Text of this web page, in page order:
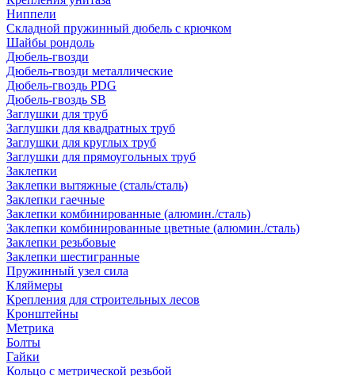
Ниппели
Складной пружинный дюбель с крючком
Шайбы рондоль
Дюбель-гвозди
Дюбель-гвозди металлические
Дюбель-гвоздь PDG
Дюбель-гвоздь SB
Заглушки для труб
Заглушки для квадратных труб
Заглушки для круглых труб
Заглушки для прямоугольных труб
Заклепки
Заклепки вытяжные (сталь/сталь)
Заклепки гаечные
Заклепки комбинированные (алюмин./сталь)
Заклепки комбинированные цветные (алюмин./сталь)
Заклепки резьбовые
Заклепки шестигранные
Пружинный узел сила
Кляймеры
Крепления для строительных лесов
Кронштейны
Метрика
Болты
Гайки
Кольцо с метрической резьбой